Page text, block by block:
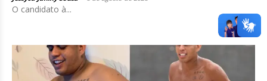
O candidato à...